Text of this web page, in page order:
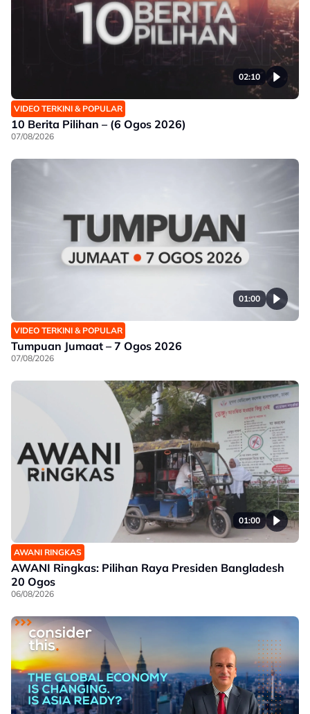
02:10
VIDEO TERKINI & POPULAR
10 Berita Pilihan – (6 Ogos 2026)
07/08/2026
01:00
VIDEO TERKINI & POPULAR
Tumpuan Jumaat – 7 Ogos 2026
07/08/2026
01:00
AWANI RINGKAS
AWANI Ringkas: Pilihan Raya Presiden Bangladesh
20 Ogos
06/08/2026